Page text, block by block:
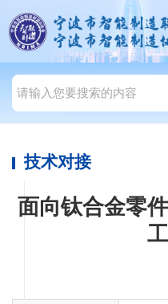
技术对接
面向钛合金零